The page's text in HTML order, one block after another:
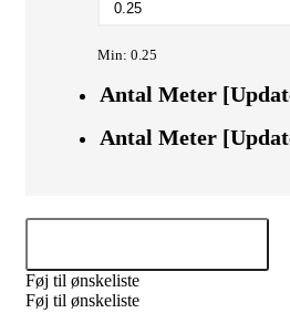
Min: 0.25
Antal Meter
Antal Meter
Føj til ønskeliste
Føj til ønskeliste